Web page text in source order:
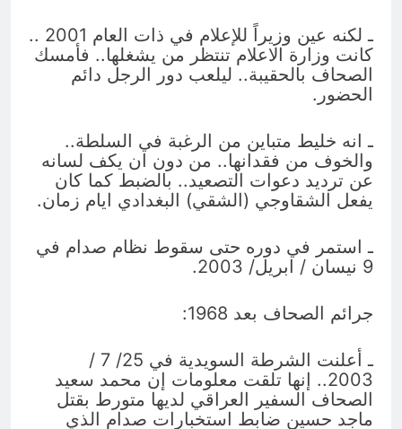
ـ لكنه عين وزيراً للإعلام في ذات العام 2001 ..
كانت وزارة الاعلام تنتظر من يشغلها.. فأمسك
الصحاف بالحقيبة.. ليلعب دور الرجل دائم
الحضور.
ـ انه خليط متباين من الرغبة في السلطة..
والخوف من فقدانها.. من دون ان يكف لسانه
عن ترديد دعوات التصعيد.. بالضبط كما كان
يفعل الشقاوجي (الشقي) البغدادي ايام زمان.
ـ استمر في دوره حتى سقوط نظام صدام في
9 نيسان / ابريل/ 2003.
جرائم الصحاف بعد 1968:
ـ أعلنت الشرطة السويدية في 25/ 7 /
2003.. إنها تلقت معلومات إن محمد سعيد
الصحاف السفير العراقي لديها متورط بقتل
ماجد حسين ضابط استخبارات صدام الذي